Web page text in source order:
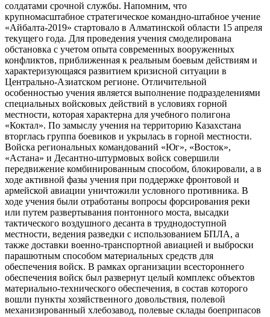
солдатами срочной службы. Напомним, что
крупномасштабное стратегическое командно-штабное учение
«Айбалта-2019» стартовало в Алматинской области 15 апреля
текущего года. Для проведения учения смоделирована
обстановка с учетом опыта современных вооруженных
конфликтов, приближенная к реальным боевым действиям и
характеризующаяся развитием кризисной ситуации в
Центрально-Азиатском регионе. Отличительной
особенностью учения является выполнение подразделениями
специальных войсковых действий в условиях горной
местности, которая характерна для учебного полигона
«Коктал». По замыслу учения на территорию Казахстана
вторглась группа боевиков и укрылась в горной местности.
Войска региональных командований «Юг», «Восток»,
«Астана» и Десантно-штурмовых войск совершили
передвижение комбинированным способом, блокировали, а в
ходе активной фазы учения при поддержке фронтовой и
армейской авиации уничтожили условного противника. В
ходе учения были отработаны вопросы форсирования реки
или путем развертывания понтонного моста, высадки
тактического воздушного десанта в труднодоступной
местности, ведения разведки с использованием БПЛА, а
также доставки военно-транспортной авиацией и выброски
парашютным способом материальных средств для
обеспечения войск. В рамках организации всестороннего
обеспечения войск был развернут целый комплекс объектов
материально-технического обеспечения, в состав которого
вошли пункты хозяйственного довольствия, полевой
механизированный хлебозавод, полевые склады боеприпасов